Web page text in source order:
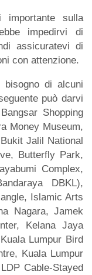
importante sulla
impedirvi di
assicuratevi di
con attenzione.
bisogno di alcuni
può darvi
Shopping
Money Museum,
Jalil National
Butterfly Park,
Complex,
DBKL),
Islamic Arts
Nagara, Jamek
Kelana Jaya
Lumpur Bird
Kuala Lumpur
Cable-Stayed